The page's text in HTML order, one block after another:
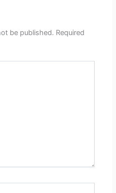
be published. Required